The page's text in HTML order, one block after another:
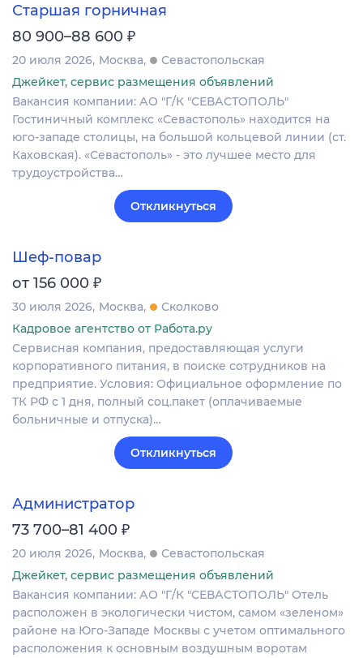
Старшая горничная
80 900–88 600 ₽
20 июля 2026 Москва
Севастопольская
Джейкет, сервис размещения объявлений
Вакансия компании: АО "Г/К "СЕВАСТОПОЛЬ"
Гостиничный комплекс «Севастополь» находится на
юго-западе столицы, на большой кольцевой линии (ст.
Каховская). «Севастополь» - это лучшее место для
трудоустройства…
Откликнуться
Шеф-повар
от 156 000 ₽
30 июля 2026 Москва
Сколково
Кадровое агентство от Работа.ру
Сервисная компания, предоставляющая услуги
корпоративного питания, в поиске сотрудников на
предприятие. Условия: Официальное оформление по
ТК РФ с 1 дня, полный соц.пакет (оплачиваемые
больничные и отпуска)…
Откликнуться
Администратор
73 700–81 400 ₽
20 июля 2026 Москва
Севастопольская
Джейкет, сервис размещения объявлений
Вакансия компании: АО "Г/К "СЕВАСТОПОЛЬ" Отель
расположен в экологически чистом, самом «зеленом»
районе на Юго-Западе Москвы с учетом оптимального
расположения к основным воздушным воротам